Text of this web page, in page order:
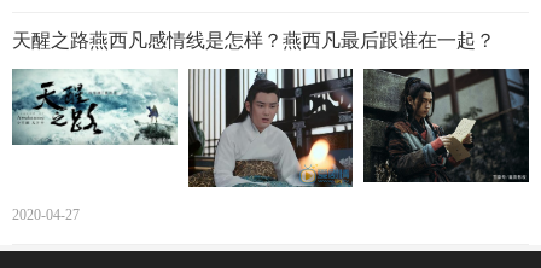
天醒之路燕西凡感情线是怎样？燕西凡最后跟谁在一起？
2020-04-27